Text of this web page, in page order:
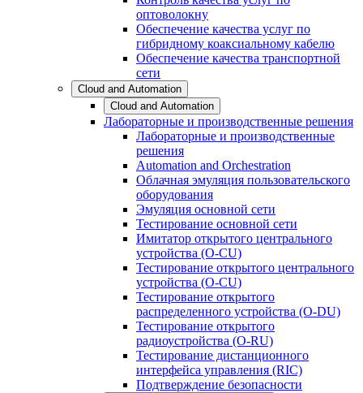
оптоволокну
Обеспечение качества услуг по
гибридному коаксиальному кабелю
Обеспечение качества транспортной
сети
Cloud and Automation
Cloud and Automation
Лабораторные и производственные решения
Лабораторные и производственные
решения
Automation and Orchestration
Облачная эмуляция пользовательского
оборудования
Эмуляция основной сети
Тестирование основной сети
Имитатор открытого центрального
устройства (O-CU)
Тестирование открытого центрального
устройства (O-CU)
Тестирование открытого
распределенного устройства (O-DU)
Тестирование открытого
радиоустройства (O-RU)
Тестирование дистанционного
интерфейса управления (RIC)
Подтверждение безопасности